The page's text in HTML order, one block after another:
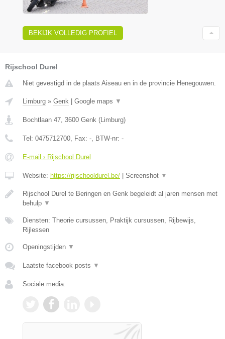
BEKIJK VOLLEDIG PROFIEL
Rijschool Durel
Niet gevestigd in de plaats Aiseau en in de provincie Henegouwen.
Limburg » Genk Google maps ▼
Bochtlaan 47, 3600 Genk (Limburg)
Tel: 0475712700, Fax: -, BTW-nr: -
E-mail › Rijschool Durel
Website: https://rijschooldurel.be/ Screenshot ▼
Rijschool Durel te Beringen en Genk begeleidt al jaren mensen met
behulp ▼
Diensten: Theorie cursussen, Praktijk cursussen, Rijbewijs,
Rijlessen
Openingstijden ▼
Laatste facebook posts ▼
Sociale media: